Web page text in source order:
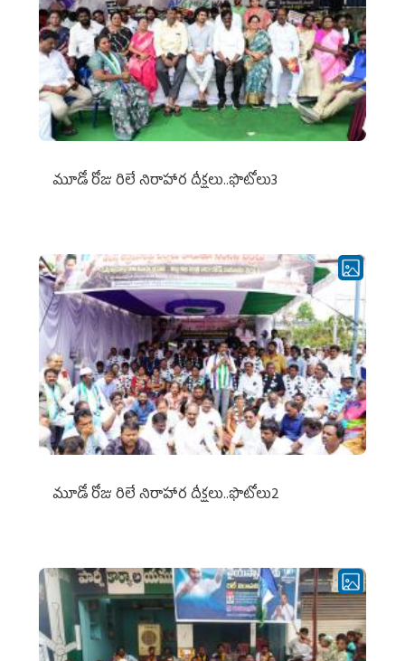
మూడో రోజు రిలే నిరాహార దీక్షలు..ఫొటోలు3
మూడో రోజు రిలే నిరాహార దీక్షలు..ఫొటోలు2